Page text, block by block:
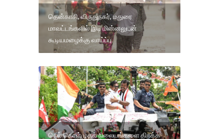
தென்காசி, விருதுநகர், மதுரை
மாவட்டங்களில் இடி மின்னலுடன்
கூடியமழைக்கு வாய்ப்பு.
நெல் கொள்முதல் நிலையங்களை திறக்க